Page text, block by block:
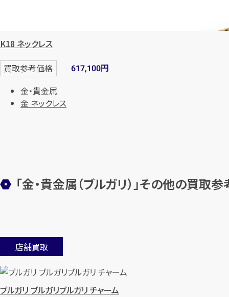
K18 ネックレス
買取参考価格 617,100円
金・貴金属
金 ネックレス
「金・貴金属（ブルガリ）」その他の買取
店舗買取
ブルガリ ブルガリブルガリ チャーム